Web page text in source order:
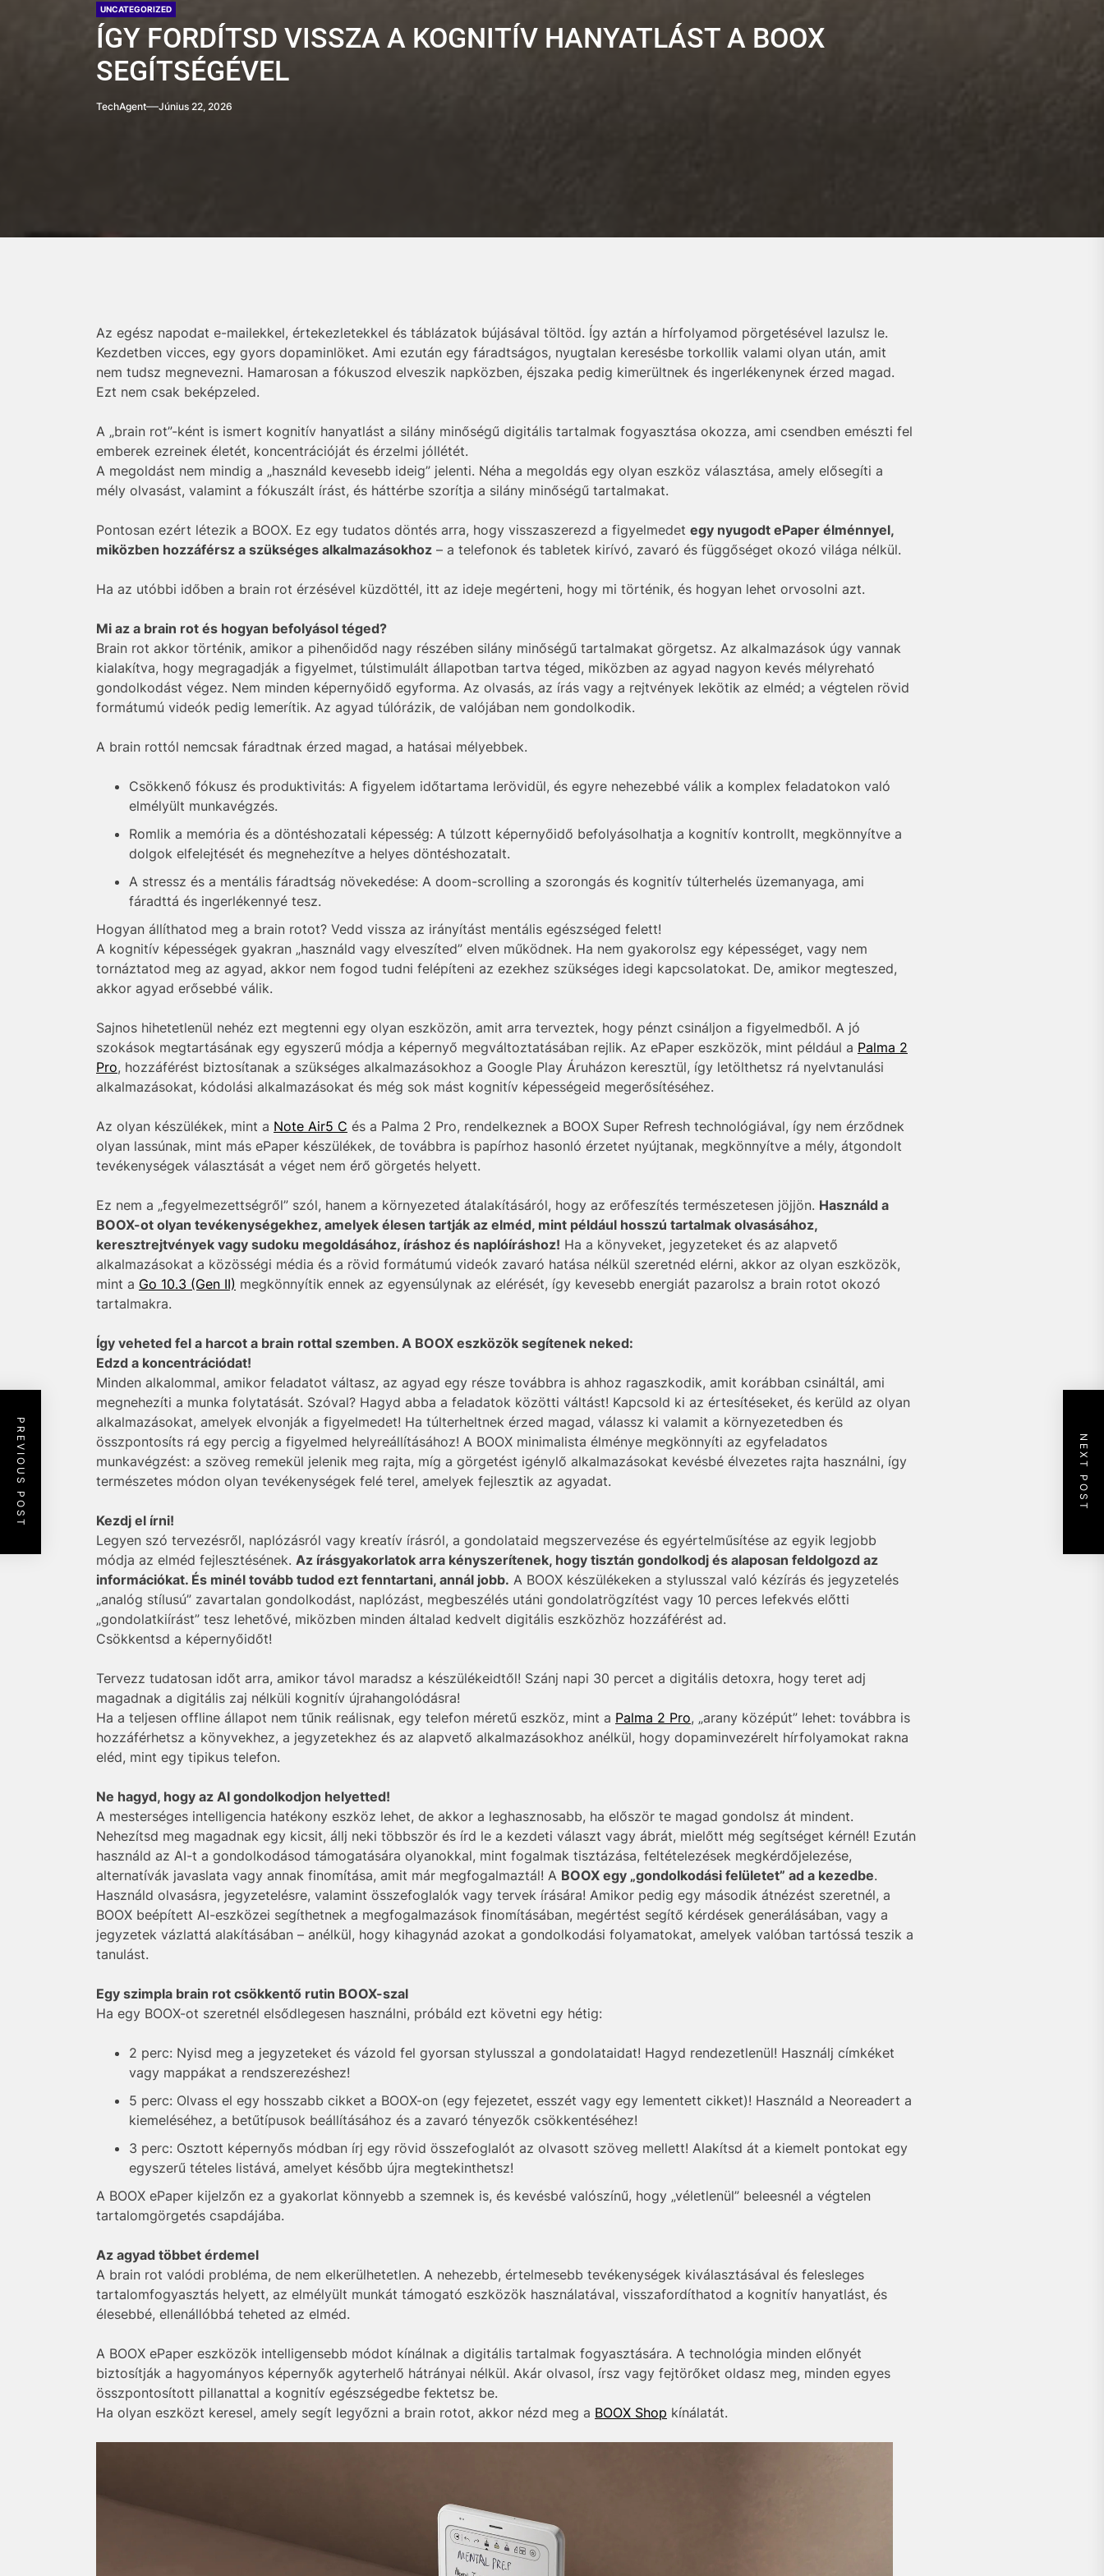
UNCATEGORIZED
ÍGY FORDÍTSD VISSZA A KOGNITÍV HANYATLÁST A BOOX
SEGÍTSÉGÉVEL
TechAgent Június 22, 2026
Az egész napodat e-mailekkel, értekezletekkel és táblázatok bújásával töltöd. Így aztán a hírfolyamod pörgetésével lazulsz le.
Kezdetben vicces, egy gyors dopaminlöket. Ami ezután egy fáradtságos, nyugtalan keresésbe torkollik valami olyan után, amit
nem tudsz megnevezni. Hamarosan a fókuszod elveszik napközben, éjszaka pedig kimerültnek és ingerlékenynek érzed magad.
Ezt nem csak beképzeled.
A „brain rot”-ként is ismert kognitív hanyatlást a silány minőségű digitális tartalmak fogyasztása okozza, ami csendben emészti fel
emberek ezreinek életét, koncentrációját és érzelmi jóllétét.
A megoldást nem mindig a „használd kevesebb ideig” jelenti. Néha a megoldás egy olyan eszköz választása, amely elősegíti a
mély olvasást, valamint a fókuszált írást, és háttérbe szorítja a silány minőségű tartalmakat.
Pontosan ezért létezik a BOOX. Ez egy tudatos döntés arra, hogy visszaszerezd a figyelmedet egy nyugodt ePaper élménnyel,
miközben hozzáférsz a szükséges alkalmazásokhoz – a telefonok és tabletek kirívó, zavaró és függőséget okozó világa nélkül.
Ha az utóbbi időben a brain rot érzésével küzdöttél, itt az ideje megérteni, hogy mi történik, és hogyan lehet orvosolni azt.
Mi az a brain rot és hogyan befolyásol téged?
Brain rot akkor történik, amikor a pihenőidőd nagy részében silány minőségű tartalmakat görgetsz. Az alkalmazások úgy vannak
kialakítva, hogy megragadják a figyelmet, túlstimulált állapotban tartva téged, miközben az agyad nagyon kevés mélyreható
gondolkodást végez. Nem minden képernyőidő egyforma. Az olvasás, az írás vagy a rejtvények lekötik az elméd; a végtelen rövid
formátumú videók pedig lemerítik. Az agyad túlórázik, de valójában nem gondolkodik.
A brain rottól nemcsak fáradtnak érzed magad, a hatásai mélyebbek.
Csökkenő fókusz és produktivitás: A figyelem időtartama lerövidül, és egyre nehezebbé válik a komplex feladatokon való
elmélyült munkavégzés.
Romlik a memória és a döntéshozatali képesség: A túlzott képernyőidő befolyásolhatja a kognitív kontrollt, megkönnyítve a
dolgok elfelejtését és megnehezítve a helyes döntéshozatalt.
A stressz és a mentális fáradtság növekedése: A doom-scrolling a szorongás és kognitív túlterhelés üzemanyaga, ami
fáradttá és ingerlékennyé tesz.
Hogyan állíthatod meg a brain rotot? Vedd vissza az irányítást mentális egészséged felett!
A kognitív képességek gyakran „használd vagy elveszíted” elven működnek. Ha nem gyakorolsz egy képességet, vagy nem
tornáztatod meg az agyad, akkor nem fogod tudni felépíteni az ezekhez szükséges idegi kapcsolatokat. De, amikor megteszed,
akkor agyad erősebbé válik.
Sajnos hihetetlenül nehéz ezt megtenni egy olyan eszközön, amit arra terveztek, hogy pénzt csináljon a figyelmedből. A jó
szokások megtartásának egy egyszerű módja a képernyő megváltoztatásában rejlik. Az ePaper eszközök, mint például a Palma 2
Pro, hozzáférést biztosítanak a szükséges alkalmazásokhoz a Google Play Áruházon keresztül, így letölthetsz rá nyelvtanulási
alkalmazásokat, kódolási alkalmazásokat és még sok mást kognitív képességeid megerősítéséhez.
Az olyan készülékek, mint a Note Air5 C és a Palma 2 Pro, rendelkeznek a BOOX Super Refresh technológiával, így nem érződnek
olyan lassúnak, mint más ePaper készülékek, de továbbra is papírhoz hasonló érzetet nyújtanak, megkönnyítve a mély, átgondolt
tevékenységek választását a véget nem érő görgetés helyett.
Ez nem a „fegyelmezettségről” szól, hanem a környezeted átalakításáról, hogy az erőfeszítés természetesen jöjjön. Használd a
BOOX-ot olyan tevékenységekhez, amelyek élesen tartják az elméd, mint például hosszú tartalmak olvasásához,
keresztrejtvények vagy sudoku megoldásához, íráshoz és naplóíráshoz! Ha a könyveket, jegyzeteket és az alapvető
alkalmazásokat a közösségi média és a rövid formátumú videók zavaró hatása nélkül szeretnéd elérni, akkor az olyan eszközök,
mint a Go 10.3 (Gen II) megkönnyítik ennek az egyensúlynak az elérését, így kevesebb energiát pazarolsz a brain rotot okozó
tartalmakra.
Így veheted fel a harcot a brain rottal szemben. A BOOX eszközök segítenek neked:
Edzd a koncentrációdat!
Minden alkalommal, amikor feladatot váltasz, az agyad egy része továbbra is ahhoz ragaszkodik, amit korábban csináltál, ami
megnehezíti a munka folytatását. Szóval? Hagyd abba a feladatok közötti váltást! Kapcsold ki az értesítéseket, és kerüld az olyan
alkalmazásokat, amelyek elvonják a figyelmedet! Ha túlterheltnek érzed magad, válassz ki valamit a környezetedben és
összpontosíts rá egy percig a figyelmed helyreállításához! A BOOX minimalista élménye megkönnyíti az egyfeladatos
munkavégzést: a szöveg remekül jelenik meg rajta, míg a görgetést igénylő alkalmazásokat kevésbé élvezetes rajta használni, így
természetes módon olyan tevékenységek felé terel, amelyek fejlesztik az agyadat.
Kezdj el írni!
Legyen szó tervezésről, naplózásról vagy kreatív írásról, a gondolataid megszervezése és egyértelműsítése az egyik legjobb
módja az elméd fejlesztésének. Az írásgyakorlatok arra kényszerítenek, hogy tisztán gondolkodj és alaposan feldolgozd az
információkat. És minél tovább tudod ezt fenntartani, annál jobb. A BOOX készülékeken a stylusszal való kézírás és jegyzetelés
„analóg stílusú” zavartalan gondolkodást, naplózást, megbeszélés utáni gondolatrögzítést vagy 10 perces lefekvés előtti
„gondolatkiírást” tesz lehetővé, miközben minden általad kedvelt digitális eszközhöz hozzáférést ad.
Csökkentsd a képernyőidőt!
Tervezz tudatosan időt arra, amikor távol maradsz a készülékeidtől! Szánj napi 30 percet a digitális detoxra, hogy teret adj
magadnak a digitális zaj nélküli kognitív újrahangolódásra!
Ha a teljesen offline állapot nem tűnik reálisnak, egy telefon méretű eszköz, mint a Palma 2 Pro, „arany középút” lehet: továbbra is
hozzáférhetsz a könyvekhez, a jegyzetekhez és az alapvető alkalmazásokhoz anélkül, hogy dopaminvezérelt hírfolyamokat rakna
eléd, mint egy tipikus telefon.
Ne hagyd, hogy az AI gondolkodjon helyetted!
A mesterséges intelligencia hatékony eszköz lehet, de akkor a leghasznosabb, ha először te magad gondolsz át mindent.
Nehezítsd meg magadnak egy kicsit, állj neki többször és írd le a kezdeti választ vagy ábrát, mielőtt még segítséget kérnél! Ezután
használd az AI-t a gondolkodásod támogatására olyanokkal, mint fogalmak tisztázása, feltételezések megkérdőjelezése,
alternatívák javaslata vagy annak finomítása, amit már megfogalmaztál! A BOOX egy „gondolkodási felületet” ad a kezedbe.
Használd olvasásra, jegyzetelésre, valamint összefoglalók vagy tervek írására! Amikor pedig egy második átnézést szeretnél, a
BOOX beépített AI-eszközei segíthetnek a megfogalmazások finomításában, megértést segítő kérdések generálásában, vagy a
jegyzetek vázlattá alakításában – anélkül, hogy kihagynád azokat a gondolkodási folyamatokat, amelyek valóban tartóssá teszik a
tanulást.
Egy szimpla brain rot csökkentő rutin BOOX-szal
Ha egy BOOX-ot szeretnél elsődlegesen használni, próbáld ezt követni egy hétig:
2 perc: Nyisd meg a jegyzeteket és vázold fel gyorsan stylusszal a gondolataidat! Hagyd rendezetlenül! Használj címkéket
vagy mappákat a rendszerezéshez!
5 perc: Olvass el egy hosszabb cikket a BOOX-on (egy fejezetet, esszét vagy egy lementett cikket)! Használd a Neoreadert a
kiemeléséhez, a betűtípusok beállításához és a zavaró tényezők csökkentéséhez!
3 perc: Osztott képernyős módban írj egy rövid összefoglalót az olvasott szöveg mellett! Alakítsd át a kiemelt pontokat egy
egyszerű tételes listává, amelyet később újra megtekinthetsz!
A BOOX ePaper kijelzőn ez a gyakorlat könnyebb a szemnek is, és kevésbé valószínű, hogy „véletlenül” beleesnél a végtelen
tartalomgörgetés csapdájába.
Az agyad többet érdemel
A brain rot valódi probléma, de nem elkerülhetetlen. A nehezebb, értelmesebb tevékenységek kiválasztásával és felesleges
tartalomfogyasztás helyett, az elmélyült munkát támogató eszközök használatával, visszafordíthatod a kognitív hanyatlást, és
élesebbé, ellenállóbbá teheted az elméd.
A BOOX ePaper eszközök intelligensebb módot kínálnak a digitális tartalmak fogyasztására. A technológia minden előnyét
biztosítják a hagyományos képernyők agyterhelő hátrányai nélkül. Akár olvasol, írsz vagy fejtörőket oldasz meg, minden egyes
összpontosított pillanattal a kognitív egészségedbe fektetsz be.
Ha olyan eszközt keresel, amely segít legyőzni a brain rotot, akkor nézd meg a BOOX Shop kínálatát.
PREVIOUS POST NEXT POST